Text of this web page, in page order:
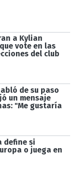
a Kylian
vote en las
del club
de su paso
un mensaje
"Me gustaría
define si
o juega en